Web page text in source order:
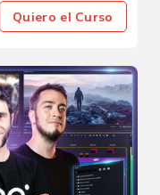
Quiero el Curso